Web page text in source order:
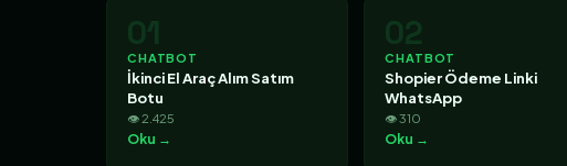
01
CHATBOT
İkinci El Araç Alım Satım
Botu
👁 2.425
Oku →
02
CHATBOT
Shopier Ödeme Linki
WhatsApp
👁 310
Oku →